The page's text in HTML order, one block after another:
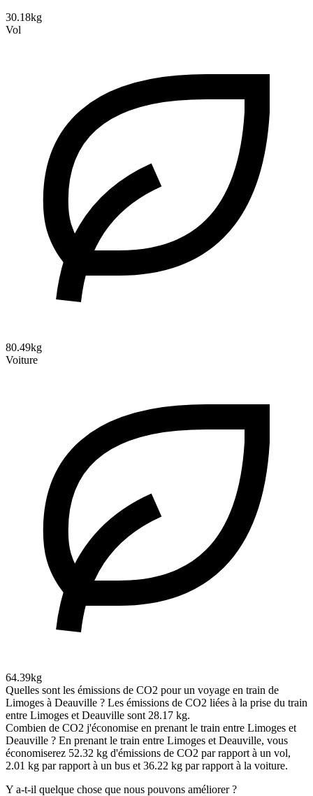
30.18kg
Vol
80.49kg
Voiture
64.39kg
Quelles sont les émissions de CO2 pour un voyage en train de
Limoges à Deauville ? Les émissions de CO2 liées à la prise du train
entre Limoges et Deauville sont 28.17 kg.
Combien de CO2 j'économise en prenant le train entre Limoges et
Deauville ? En prenant le train entre Limoges et Deauville, vous
économiserez 52.32 kg d'émissions de CO2 par rapport à un vol,
2.01 kg par rapport à un bus et 36.22 kg par rapport à la voiture.
Y a-t-il quelque chose que nous pouvons améliorer ?